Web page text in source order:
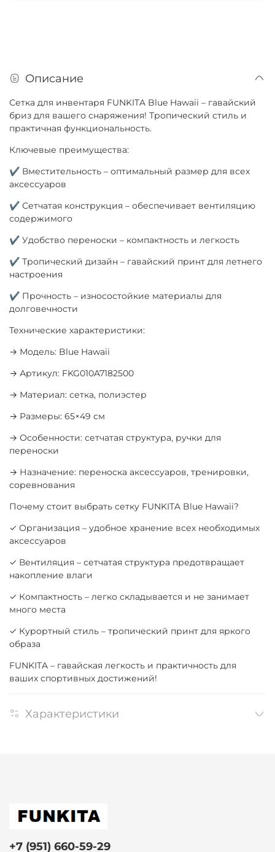
Описание
Сетка для инвентаря FUNKITA Blue Hawaii – гавайский
бриз для вашего снаряжения! Тропический стиль и
практичная функциональность.
Ключевые преимущества:
✔ Вместительность – оптимальный размер для всех
аксессуаров
✔ Сетчатая конструкция – обеспечивает вентиляцию
содержимого
✔ Удобство переноски – компактность и легкость
✔ Тропический дизайн – гавайский принт для летнего
настроения
✔ Прочность – износостойкие материалы для
долговечности
Технические характеристики:
→ Модель: Blue Hawaii
→ Артикул: FKG010A7182500
→ Материал: сетка, полиэстер
→ Размеры: 65×49 см
→ Особенности: сетчатая структура, ручки для
переноски
→ Назначение: переноска аксессуаров, тренировки,
соревнования
Почему стоит выбрать сетку FUNKITA Blue Hawaii?
✓ Организация – удобное хранение всех необходимых
аксессуаров
✓ Вентиляция – сетчатая структура предотвращает
накопление влаги
✓ Компактность – легко складывается и не занимает
много места
✓ Курортный стиль – тропический принт для яркого
образа
FUNKITA – гавайская легкость и практичность для
ваших спортивных достижений!
Характеристики
+7 (951) 660-59-29